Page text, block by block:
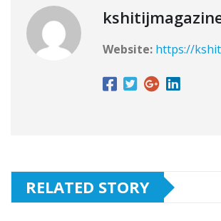
Website: https://
RELATED STORY